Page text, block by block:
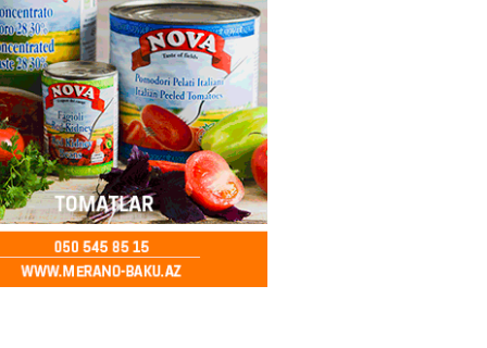
yüksək vəzifə
- 12:45 97
İssık-Kul gölündən gəzinti
paylaşıb
- 12:30 72
rayonunda 70 min manat